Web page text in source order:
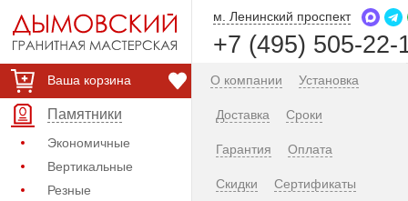
Ваша корзина
Памятники
Экономичные
Вертикальные
Резные
м. Ленинский проспект
+7 (495) 505-22-
О компании Установка
Доставка Сроки
Гарантия Оплата
Скидки Сертификаты